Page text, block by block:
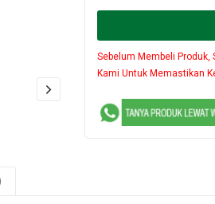
Sebelum Membeli
Kami Untuk Memastikan